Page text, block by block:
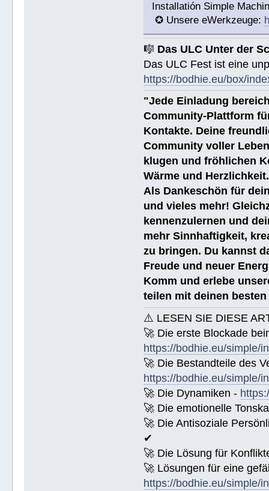
Installatión Simple
✪ Unsere eWerkzeuge:
🎼 Das ULC Unter der
Das ULC Fest ist eine
https://bodhie.eu/box/
"Jede Einladung
Community-Plattform
Kontakte. Deine
Community voller
klugen und fröhlichen
Wärme und
Als Dankeschön für
und vieles mehr!
kennenzulernen und
mehr Sinnhaftigkeit,
zu bringen. Du kannst
Freude und neuer
Komm und erlebe
teilen mit deinen
⚠️ LESEN SIE DIESE
🚀 Die erste Blockade
https://bodhie.eu/simple/
🚀 Die Bestandteile des
https://bodhie.eu/simple/
🚀 Die Dynamiken -
🚀 Die emotionelle
🚀 Die Antisoziale
✔
🚀 Die Lösung für
🚀 Lösungen für eine
https://bodhie.eu/simple/